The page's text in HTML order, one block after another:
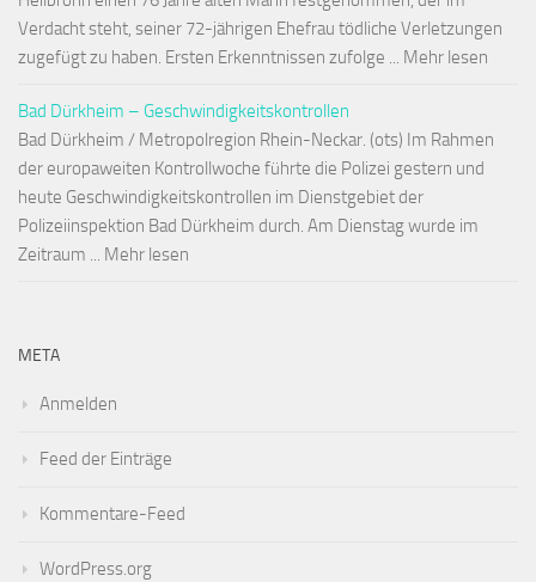
Verdacht steht, seiner 72-jährigen Ehefrau tödliche Verletzungen
zugefügt zu haben. Ersten Erkenntnissen zufolge ... Mehr lesen
Bad Dürkheim – Geschwindigkeitskontrollen
Bad Dürkheim / Metropolregion Rhein-Neckar. (ots) Im Rahmen
der europaweiten Kontrollwoche führte die Polizei gestern und
heute Geschwindigkeitskontrollen im Dienstgebiet der
Polizeiinspektion Bad Dürkheim durch. Am Dienstag wurde im
Zeitraum ... Mehr lesen
META
Anmelden
Feed der Einträge
Kommentare-Feed
WordPress.org